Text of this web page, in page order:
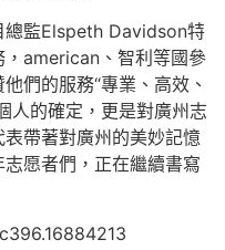
總監Elspeth Davidson特
american、智利等國參
們的服務“專業、高效、
人的確定，更是對廣州志
帶著對廣州的美妙記憶
志愿者們，正在繼續書寫